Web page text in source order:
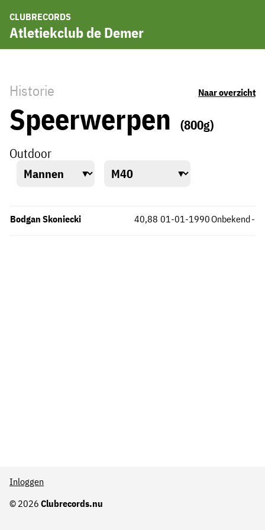
CLUBRECORDS
Atletiekclub de Demer
Historie Naar overzicht
Speerwerpen
(800g)
Outdoor
Bodgan Skoniecki Onbekend
40,88 -
01-01-1990
© 2026 Clubrecords.nu
Inloggen